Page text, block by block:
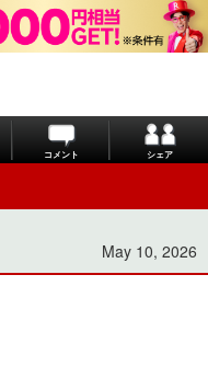
コメント シェア
May 10, 2026